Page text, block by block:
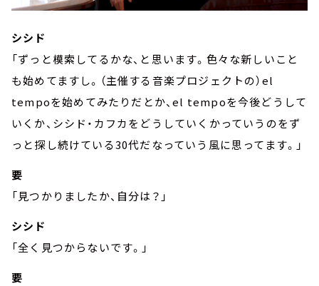
シシド
「ずっと模索してるかな、と思います。色々な新しいこと
も始めてますし。（主催する音楽プロジェクトの）el
tempoを始めてみたりだとか、el tempoを今後どうして
いくか、シシド・カフカをどうしていくかっていうのをず
っと探し続けている30代だなっていう風に思ってます。」
要
「見つかりましたか、自分は？」
シシド
「全く見つからないです。」
要